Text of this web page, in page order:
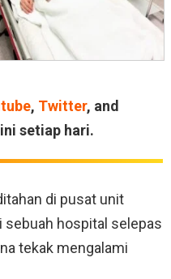
, Twitter, and
setiap hari.
di pusat unit
sebuah hospital selepas
tekak mengalami